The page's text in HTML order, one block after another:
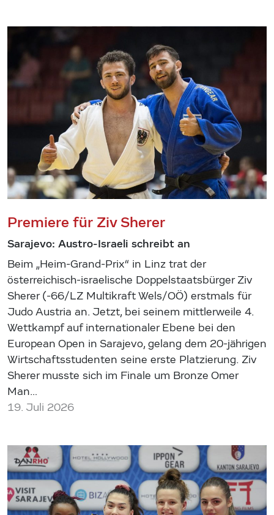
Premiere für Ziv Sherer
Sarajevo: Austro-Israeli schreibt an
Beim „Heim-Grand-Prix“ in Linz trat der
österreichisch-israelische Doppelstaatsbürger Ziv
Sherer (-66/LZ Multikraft Wels/OÖ) erstmals für
Judo Austria an. Jetzt, bei seinem mittlerweile 4.
Wettkampf auf internationaler Ebene bei den
European Open in Sarajevo, gelang dem 20-jährigen
Wirtschaftsstudenten seine erste Platzierung. Ziv
Sherer musste sich im Finale um Bronze Omer
Man…
19. Juli 2026